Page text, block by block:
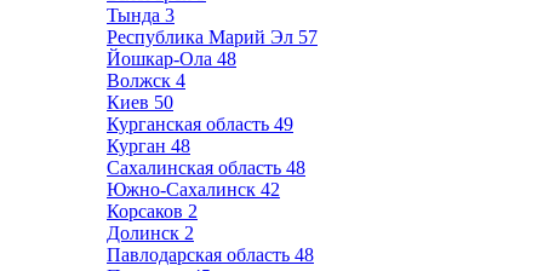
Тында 3
Республика Марий Эл 57
Йошкар-Ола 48
Волжск 4
Киев 50
Курганская область 49
Курган 48
Сахалинская область 48
Южно-Сахалинск 42
Корсаков 2
Долинск 2
Павлодарская область 48